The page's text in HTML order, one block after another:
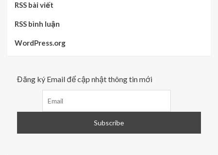
RSS bài viết
RSS bình luận
WordPress.org
Đăng ký Email để cập nhật thông tin mới